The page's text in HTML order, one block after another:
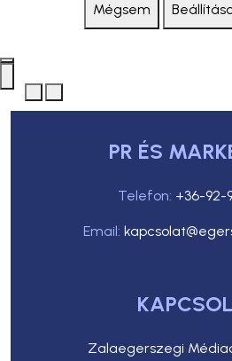
Mégsem
PR ÉS
Telefon: +36-92-
Email:
Zalaegerszegi